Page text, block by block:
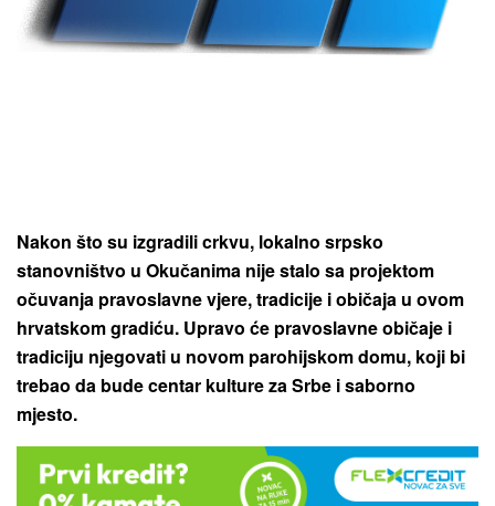
Nakon što su izgradili crkvu, lokalno srpsko
stanovništvo u Okučanima nije stalo sa projektom
očuvanja pravoslavne vjere, tradicije i običaja u ovom
hrvatskom gradiću. Upravo će pravoslavne običaje i
tradiciju njegovati u novom parohijskom domu, koji bi
trebao da bude centar kulture za Srbe i saborno
mjesto.